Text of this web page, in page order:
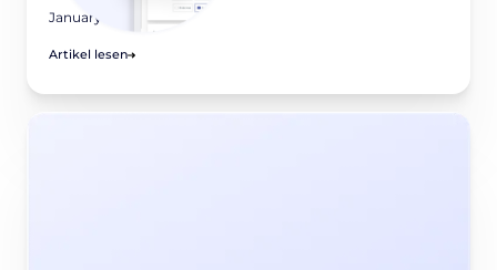
January 18, 2022
Artikel lesen